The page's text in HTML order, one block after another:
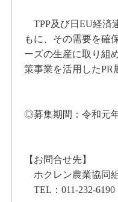
TPP及び日 EU経済
もに、その需要を確
ーズの生産に取り組
策事業を活用したPR
◎募集期間：令和元
【お問合せ先】
ホクレン農業協同
TEL ： 011-232-6190